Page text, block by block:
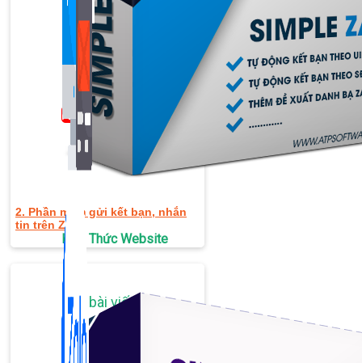
Bán Hàng Online
2,632 bài viết
New
Kiến Thức Website
309 bài viết
2. Phần mềm gửi kết bạn, nhắn
tin trên Zalo